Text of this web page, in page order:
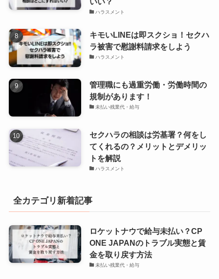
ハラスメント
キモいLINEは即スクショ！セクハ
ラ被害で慰謝料請求をしよう
ハラスメント
管理職にも過重労働・労働時間の
規制があります！
未払い残業代・給与
セクハラの相談は労基署？何をし
てくれるの？メリットとデメリッ
トを解説
ハラスメント
全カテゴリ新着記事
ロケットナウで給与未払い？CP
ONE JAPANのトラブル実態と賃
金を取り戻す方法
未払い残業代・給与